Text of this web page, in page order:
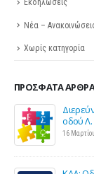
Νέα –
Χωρίς κατηγορία
ΠΡΌΣΦΑΤΑ ΆΡΘΡΑ
οδού Λ.
16